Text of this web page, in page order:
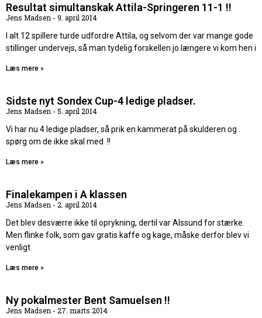
Resultat simultanskak Attila-Springeren 11-1 !!
Jens Madsen
9. april 2014
I alt 12 spillere turde udfordre Attila, og selvom der var mange gode
stillinger undervejs, så man tydelig forskellen jo længere vi kom hen i
Læs mere »
Sidste nyt Sondex Cup-4 ledige pladser.
Jens Madsen
5. april 2014
Vi har nu 4 ledige pladser, så prik en kammerat på skulderen og
spørg om de ikke skal med !!
Læs mere »
Finalekampen i A klassen
Jens Madsen
2. april 2014
Det blev desværre ikke til oprykning, dertil var Alssund for stærke.
Men flinke folk, som gav gratis kaffe og kage, måske derfor blev vi
venligt
Læs mere »
Ny pokalmester Bent Samuelsen !!
Jens Madsen
27. marts 2014